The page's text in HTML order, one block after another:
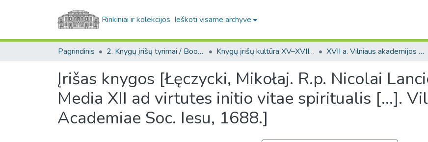
Rinkiniai ir kolekcijos Ieškoti visame archyve
Pagrindinis 2. Knygų įrišų tyrimai / Bookbindings research Knygų įrišų kultūra XV–XVIII a. LDK teritorijoje / Bookbinding culture in the 15th–18th-century GDL XVII a. Vilniaus akademijos spaustuvės leidinių įrišai / 17-th century bindings of the Vilnius Academy printing house
Įrišas knygos [Łęczycki, Mikołaj. R.p. Nicolai
Media XII ad virtutes initio vitae spiritualis [...].
Academiae Soc. Iesu, 1688.]